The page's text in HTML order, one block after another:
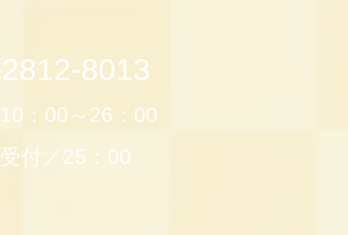
8013
：00～26：00
付／25：00